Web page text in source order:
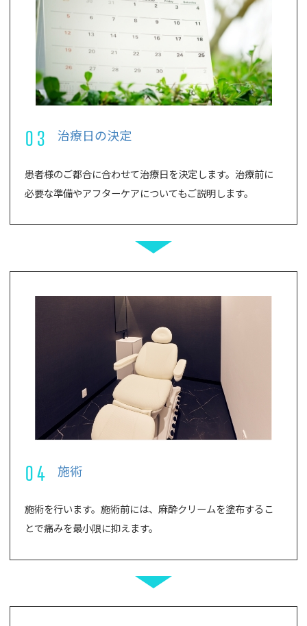
03 治療日の決定
患者様のご都合に合わせて治療日を決定します。治療前に
必要な準備やアフターケアについてもご説明します。
04 施術
施術を行います。施術前には、麻酔クリームを塗布するこ
とで痛みを最小限に抑えます。